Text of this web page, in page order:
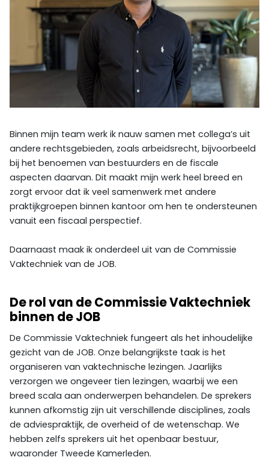
Binnen mijn team werk ik nauw samen met collega’s uit
andere rechtsgebieden, zoals arbeidsrecht, bijvoorbeeld
bij het benoemen van bestuurders en de fiscale
aspecten daarvan. Dit maakt mijn werk heel breed en
zorgt ervoor dat ik veel samenwerk met andere
praktijkgroepen binnen kantoor om hen te ondersteunen
vanuit een fiscaal perspectief.
Daarnaast maak ik onderdeel uit van de Commissie
Vaktechniek van de JOB.
De rol van de Commissie Vaktechniek
binnen de JOB
De Commissie Vaktechniek fungeert als het inhoudelijke
gezicht van de JOB. Onze belangrijkste taak is het
organiseren van vaktechnische lezingen. Jaarlijks
verzorgen we ongeveer tien lezingen, waarbij we een
breed scala aan onderwerpen behandelen. De sprekers
kunnen afkomstig zijn uit verschillende disciplines, zoals
de adviespraktijk, de overheid of de wetenschap. We
hebben zelfs sprekers uit het openbaar bestuur,
waaronder Tweede Kamerleden.